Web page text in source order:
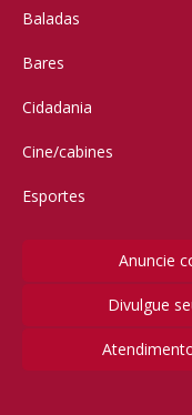
Baladas
Bares
Cidadania
Cine/cabines
Esportes
Anuncie
Divulgue